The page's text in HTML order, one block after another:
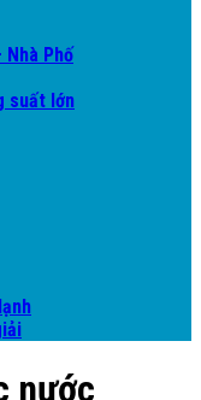
Phố
suất lớn
nước